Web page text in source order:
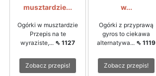
musztardzie...
Ogórki w musztardzie
Przepis na te
wyraziste,... ⇖ 1127
Zobacz przepis!
w...
Ogórki z przyprawą
gyros to ciekawa
alternatywa... ⇖ 1119
Zobacz przepis!